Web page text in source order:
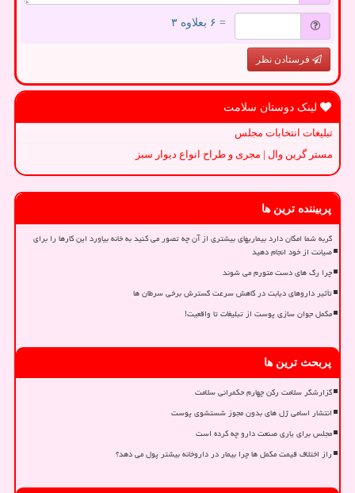
= ۶ بعلاوه ۳
فرستادن نظر
لینک دوستان سلامت
تبلیغات انتخابات مجلس
مستر گرین وال | مجری و طراح انواع دیوار سبز
پربیننده ترین ها
گربه شما امکان دارد بیماریهای بیشتری از آن چه تصور می کنید به خانه بیاورد این کارها را برای
صیانت از خود انجام دهید
چرا رگ های دست متورم می شوند
تأثیر داروهای دیابت در کاهش سرعت گسترش برخی سرطان ها
مکمل جوان سازی پوست از تبلیغات تا واقعیت!
پربحث ترین ها
گزارشگر سلامت رکن چهارم حکمرانی سلامت
انتشار اسامی ژل های بدون مجوز شستشوی پوست
مجلس برای یاری صنعت دارو چه کرده است
راز اختلاف قیمت مکمل ها چرا بیمار در داروخانه بیشتر پول می دهد؟